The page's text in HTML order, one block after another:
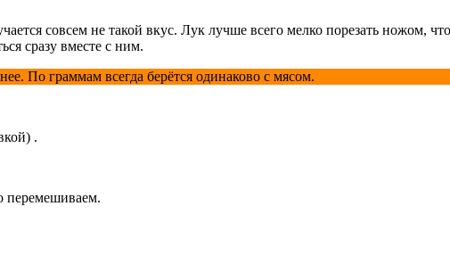
совсем не такой вкус. Лук лучше всего мелко порезать ножом,
сразу вместе с ним.
По граммам всегда берётся одинаково с мясом.
.
перемешиваем.